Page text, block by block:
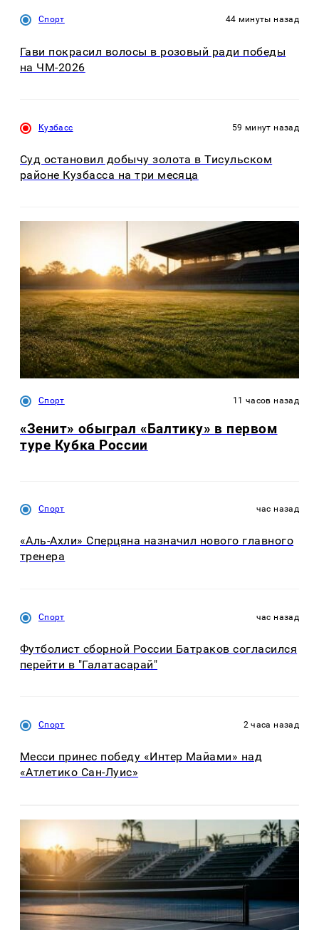
Спорт 44 минуты назад
Гави покрасил волосы в розовый ради победы
на ЧМ-2026
Кузбасс 59 минут назад
Суд остановил добычу золота в Тисульском
районе Кузбасса на три месяца
Спорт 11 часов назад
«Зенит» обыграл «Балтику» в первом
туре Кубка России
Спорт час назад
«Аль-Ахли» Сперцяна назначил нового главного
тренера
Спорт час назад
Футболист сборной России Батраков согласился
перейти в "Галатасарай"
Спорт 2 часа назад
Месси принес победу «Интер Майами» над
«Атлетико Сан-Луис»